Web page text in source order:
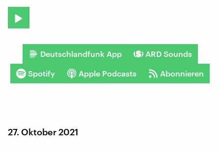
Deutschlandfunk App ARD Sounds
Spotify Apple Podcasts Abonnieren
27. Oktober 2021